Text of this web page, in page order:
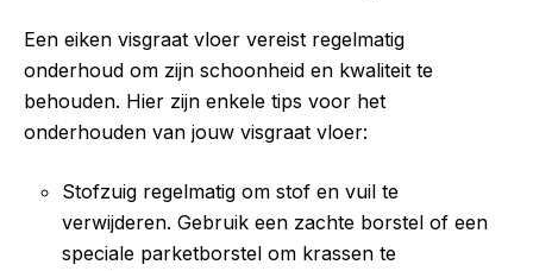
Een eiken visgraat vloer vereist regelmatig
onderhoud om zijn schoonheid en kwaliteit te
behouden. Hier zijn enkele tips voor het
onderhouden van jouw visgraat vloer:
Stofzuig regelmatig om stof en vuil te
verwijderen. Gebruik een zachte borstel of een
speciale parketborstel om krassen te